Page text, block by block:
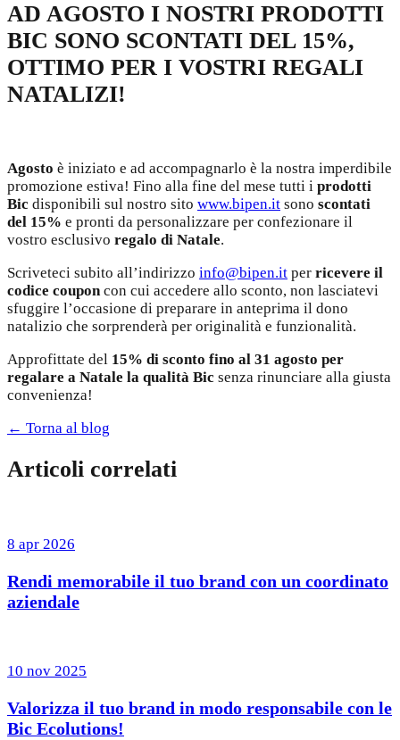
AD AGOSTO I NOSTRI PRODOTTI
BIC SONO SCONTATI DEL 15%,
OTTIMO PER I VOSTRI REGALI
NATALIZI!
Agosto è iniziato e ad accompagnarlo è la nostra imperdibile
promozione estiva! Fino alla fine del mese tutti i prodotti
Bic disponibili sul nostro sito www.bipen.it sono scontati
del 15% e pronti da personalizzare per confezionare il
vostro esclusivo regalo di Natale.
Scriveteci subito all’indirizzo info@bipen.it per ricevere il
codice couponcon cui accedere allo sconto, non lasciatevi
sfuggire l’occasione di preparare in anteprima il dono
natalizio che sorprenderà per originalità e funzionalità.
Approfittate del 15% di sconto fino al 31 agosto per
regalare a Natale la qualità Bic senza rinunciare alla giusta
convenienza!
← Torna al blog
Articoli correlati
8 apr 2026
Rendi memorabile il tuo brand con un coordinato
aziendale
10 nov 2025
Valorizza il tuo brand in modo responsabile con le
Bic Ecolutions!